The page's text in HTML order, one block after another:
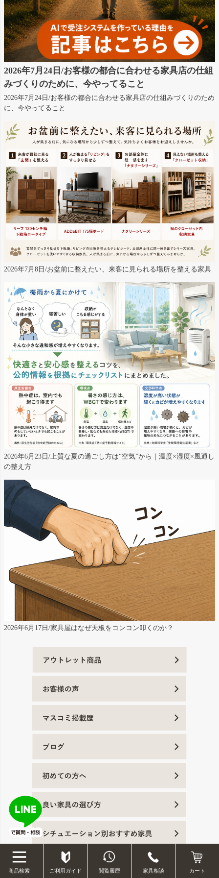
2026年7月24日/お客様の都合に合わせる家具店の仕組
みづくりのために、今やってること
2026年7月24日/お客様の都合に合わせる家具店の仕組みづくりのため
に、今やってること
2026年7月8日/お盆前に整えたい、来客に見られる場所を整える家具
2026年6月23日/上質な夏の過ごし方は“空気”から｜温度×湿度×風通し
の整え方
2026年6月17日/家具屋はなぜ天板をコンコン叩くのか？
商品検索 ご利用ガイド 閲覧履歴 家具相談 カート